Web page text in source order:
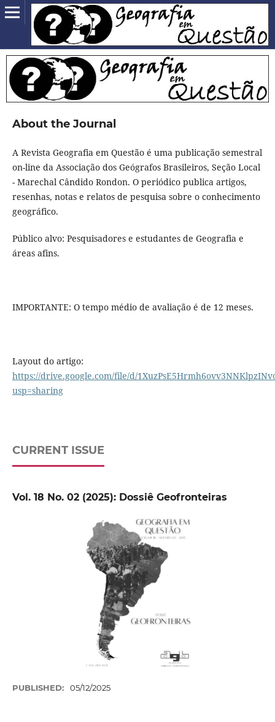
About the Journal
A Revista Geografia em Questão é uma publicação semestral
on-line da Associação dos Geógrafos Brasileiros, Seção Local
- Marechal Cândido Rondon. O periódico publica artigos,
resenhas, notas e relatos de pesquisa sobre o conhecimento
geográfico.
Público alvo: Pesquisadores e estudantes de Geografia e
áreas afins.
IMPORTANTE: O tempo médio de avaliação é de 12 meses.
Layout do artigo:
https://drive.google.com/file/d/
usp=sharing
CURRENT ISSUE
Vol. 18 No. 02 (2025): Dossiê Geofronteiras
PUBLISHED: 05/12/2025